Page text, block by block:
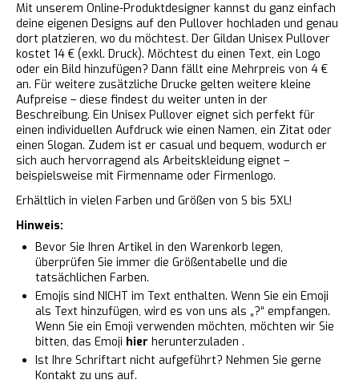
Mit unserem Online-Produktdesigner kannst du ganz einfach
deine eigenen Designs auf den Pullover hochladen und genau
dort platzieren, wo du möchtest. Der Gildan Unisex Pullover
kostet 14 € (exkl. Druck). Möchtest du einen Text, ein Logo
oder ein Bild hinzufügen? Dann fällt eine Mehrpreis von 4 €
an. Für weitere zusätzliche Drucke gelten weitere kleine
Aufpreise – diese findest du weiter unten in der
Beschreibung. Ein Unisex Pullover eignet sich perfekt für
einen individuellen Aufdruck wie einen Namen, ein Zitat oder
einen Slogan. Zudem ist er casual und bequem, wodurch er
sich auch hervorragend als Arbeitskleidung eignet –
beispielsweise mit Firmenname oder Firmenlogo.
Erhältlich in vielen Farben und Größen von S bis 5XL!
Hinweis:
Bevor Sie Ihren Artikel in den Warenkorb legen,
überprüfen Sie immer die Größentabelle und die
tatsächlichen Farben.
Emojis sind NICHT im Text enthalten. Wenn Sie ein Emoji
als Text hinzufügen, wird es von uns als „?“ empfangen.
Wenn Sie ein Emoji verwenden möchten, möchten wir Sie
bitten, das Emoji hier herunterzuladen .
Ist Ihre Schriftart nicht aufgeführt? Nehmen Sie gerne
Kontakt zu uns auf.